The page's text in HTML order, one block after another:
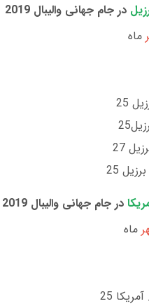
در جام جهانی والیبال 2019 (برنده بازی: برزیل)
ماه
در جام جهانی والیبال 2019
ماه